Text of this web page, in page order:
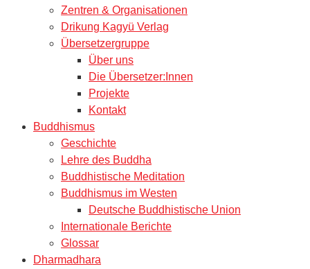
Zentren & Organisationen
Drikung Kagyü Verlag
Übersetzergruppe
Über uns
Die Übersetzer:Innen
Projekte
Kontakt
Buddhismus
Geschichte
Lehre des Buddha
Buddhistische Meditation
Buddhismus im Westen
Deutsche Buddhistische Union
Internationale Berichte
Glossar
Dharmadhara